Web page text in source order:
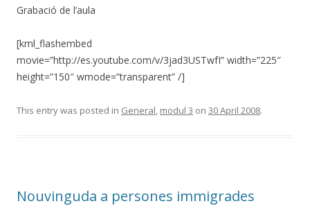
Grabació de l’aula
[kml_flashembed
movie=”http://es.youtube.com/v/3jad3USTwfI” width=”225″
height=”150″ wmode=”transparent” /]
This entry was posted in General, modul 3 on 30 April 2008.
Nouvinguda a persones immigrades